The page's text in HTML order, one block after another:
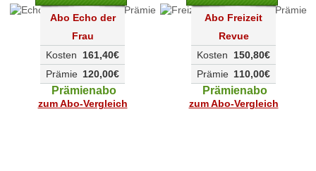
Abo Echo der
Frau
161,40€
Kosten
120,00€
Prämie
Prämienabo
zum Abo-Vergleich
Abo Freizeit
Revue
150,80€
Kosten
110,00€
Prämie
Prämienabo
zum Abo-Vergleich